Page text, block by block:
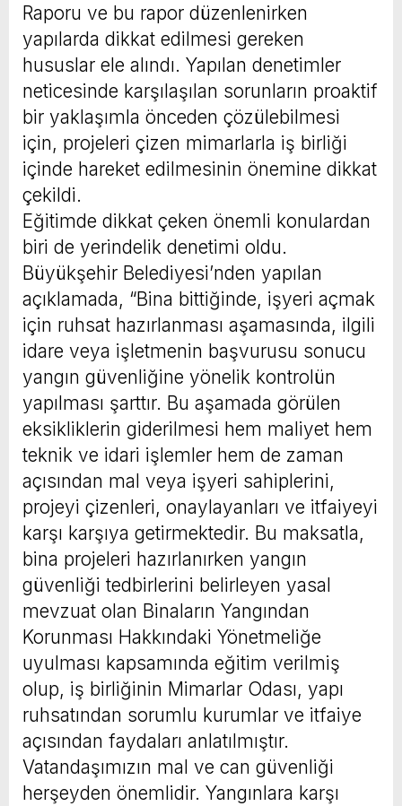
Raporu ve bu rapor düzenlenirken
yapılarda dikkat edilmesi gereken
hususlar ele alındı. Yapılan denetimler
neticesinde karşılaşılan sorunların proaktif
bir yaklaşımla önceden çözülebilmesi
için, projeleri çizen mimarlarla iş birliği
içinde hareket edilmesinin önemine dikkat
çekildi.
Eğitimde dikkat çeken önemli konulardan
biri de yerindelik denetimi oldu.
Büyükşehir Belediyesi’nden yapılan
açıklamada, “Bina bittiğinde, işyeri açmak
için ruhsat hazırlanması aşamasında, ilgili
idare veya işletmenin başvurusu sonucu
yangın güvenliğine yönelik kontrolün
yapılması şarttır. Bu aşamada görülen
eksikliklerin giderilmesi hem maliyet hem
teknik ve idari işlemler hem de zaman
açısından mal veya işyeri sahiplerini,
projeyi çizenleri, onaylayanları ve itfaiyeyi
karşı karşıya getirmektedir. Bu maksatla,
bina projeleri hazırlanırken yangın
güvenliği tedbirlerini belirleyen yasal
mevzuat olan Binaların Yangından
Korunması Hakkındaki Yönetmeliğe
uyulması kapsamında eğitim verilmiş
olup, iş birliğinin Mimarlar Odası, yapı
ruhsatından sorumlu kurumlar ve itfaiye
açısından faydaları anlatılmıştır.
Vatandaşımızın mal ve can güvenliği
herşeyden önemlidir. Yangınlara karşı